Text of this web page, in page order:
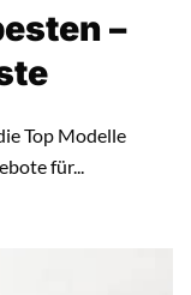
–
Top Modelle
für...